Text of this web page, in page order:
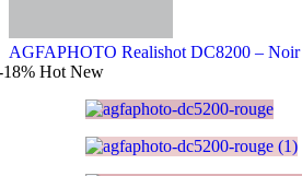
AGFAPHOTO Realishot DC8200 – Noir
18% Hot New